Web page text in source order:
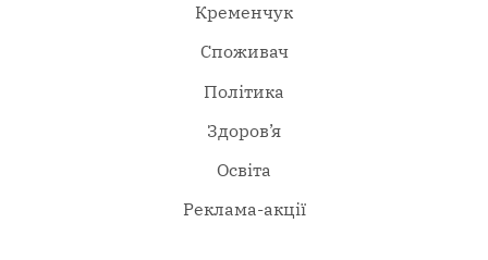
Кременчук
Споживач
Політика
Здоров’я
Освіта
Реклама-акції